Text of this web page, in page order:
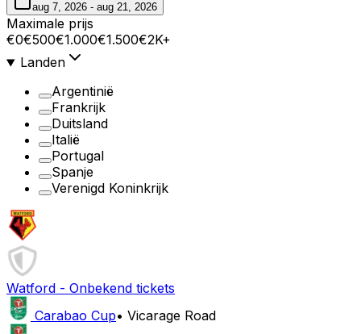
aug 7, 2026 - aug 21, 2026
Maximale prijs
€0€500€1.000€1.500€2K+
Landen
Argentinië
Frankrijk
Duitsland
Italië
Portugal
Spanje
Verenigd Koninkrijk
Watford - Onbekend tickets
Carabao Cup• Vicarage Road